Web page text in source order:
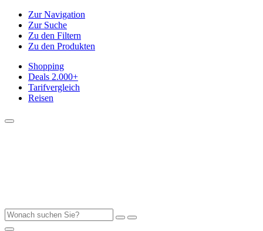
Zur Navigation
Zur Suche
Zu den Filtern
Zu den Produkten
Shopping
Deals 2.000+
Tarifvergleich
Reisen